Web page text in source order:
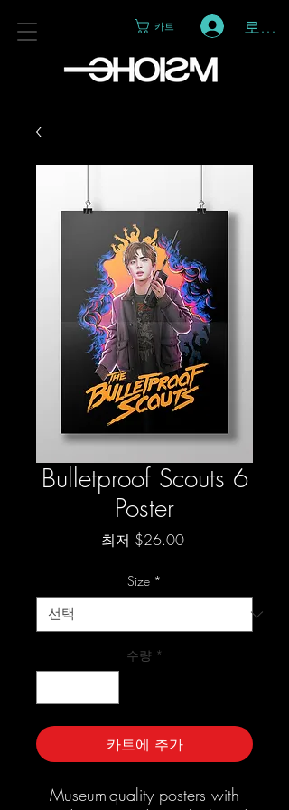
카트 로그인
Bulletproof Scouts 6
Poster
최저 $26.00할
Size *
수량 *
카트에 추가
Museum-quality posters with